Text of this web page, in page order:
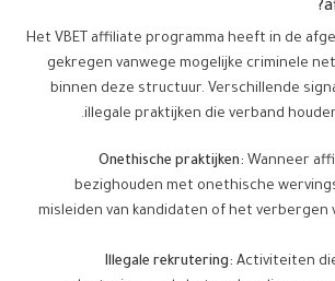
Het VBET affiliate programma heeft in de
gekregen vanwege mogelijke criminele
binnen deze structuur. Verschillende
illegale praktijken die verband
Onethische praktijken: Wanneer
bezighouden met onethische
misleiden van kandidaten of het verbergen
Illegale rekrutering: Activiteiten